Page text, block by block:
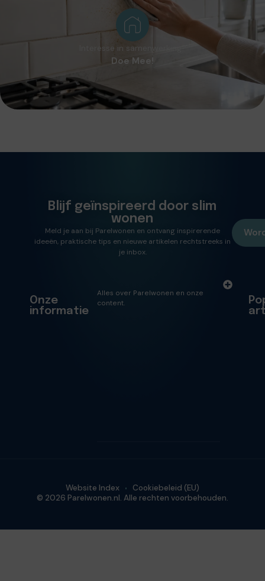
Interesse in samenwerking?
Doe Mee!
Blijf geïnspireerd door slim
wonen
Meld je aan bij Parelwonen en ontvang inspirerende
ideeën, praktische tips en nieuwe artikelen rechtstreeks in
je inbox.
Onze
informatie
Alles over Parelwonen en onze
content.
© 2026 Parelwonen.nl. Alle rechten voorbehouden.
Website Index Cookiebeleid (EU)